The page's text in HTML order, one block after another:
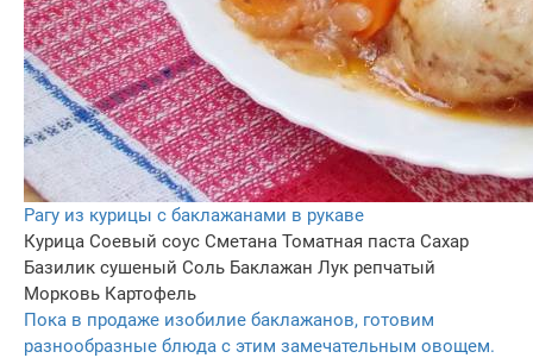
Рагу из курицы с баклажанами в рукаве
Курица Соевый соус Сметана Томатная паста Сахар
Базилик сушеный Соль Баклажан Лук репчатый
Морковь Картофель
Пока в продаже изобилие баклажанов, готовим
разнообразные блюда с этим замечательным овощем.